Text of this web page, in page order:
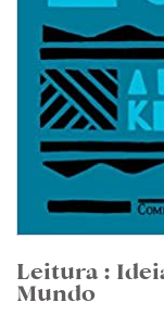
Leitura :
Mundo